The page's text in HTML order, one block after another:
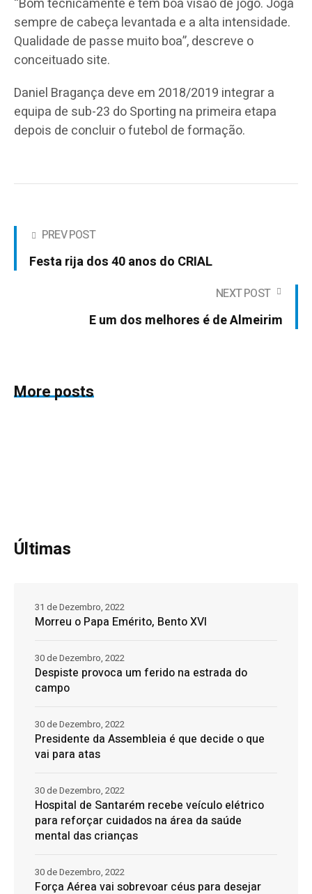
“Bom tecnicamente e tem boa visão de jogo. Joga
sempre de cabeça levantada e a alta intensidade.
Qualidade de passe muito boa”, descreve o
conceituado site.
Daniel Bragança deve em 2018/2019 integrar a
equipa de sub-23 do Sporting na primeira etapa
depois de concluir o futebol de formação.
PREV POST
Festa rija dos 40 anos do CRIAL
NEXT POST
E um dos melhores é de Almeirim
More posts
Últimas
Morreu o Papa Emérito, Bento XVI
31 de Dezembro, 2022
Despiste provoca um ferido na estrada do
campo
30 de Dezembro, 2022
Presidente da Assembleia é que decide o que
vai para atas
30 de Dezembro, 2022
Hospital de Santarém recebe veículo elétrico
para reforçar cuidados na área da saúde
mental das crianças
30 de Dezembro, 2022
Força Aérea vai sobrevoar céus para desejar
30 de Dezembro, 2022